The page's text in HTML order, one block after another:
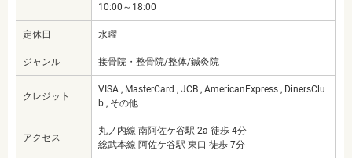
10:00～18:00
定休日 水曜
ジャンル 接骨院・整骨院/整体/鍼灸院
クレジット
VISA , MasterCard , JCB , AmericanExpress , DinersClu
b , その他
アクセス
丸ノ内線 南阿佐ケ谷駅 2a 徒歩 4分
総武本線 阿佐ケ谷駅 東口 徒歩 7分